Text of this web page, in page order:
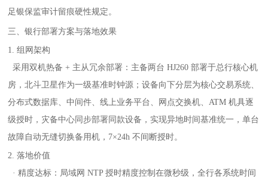
足银保监审计留痕硬性规定。
三、银行部署方案与落地效果
1. 组网架构
采用双机热备 + 主从冗余部署：主备两台 HJ260 部署于总行核心机
房，北斗卫星作为一级基准时钟源；设备向下分层为核心交易系统、
分布式数据库、中间件、线上业务平台、网点交换机、ATM 机具逐
级授时，灾备中心同步部署同款设备，实现异地时间基准统一，单台
故障自动无缝切换备用机，7×24h 不间断授时。
2. 落地价值
· 精度达标：局域网 NTP 授时精度控制在微秒级，全行各系统时间